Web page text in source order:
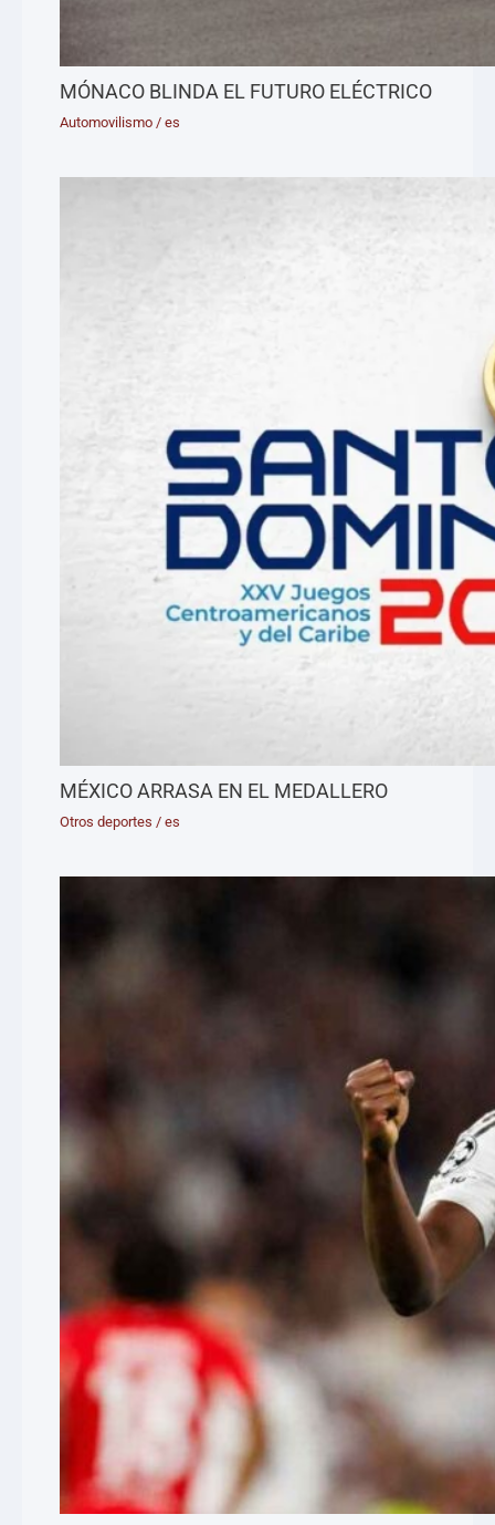
MÓNACO BLINDA EL FUTURO ELÉCTRICO
Automovilismo /es
MÉXICO ARRASA EN EL MEDALLERO
Otros deportes /es